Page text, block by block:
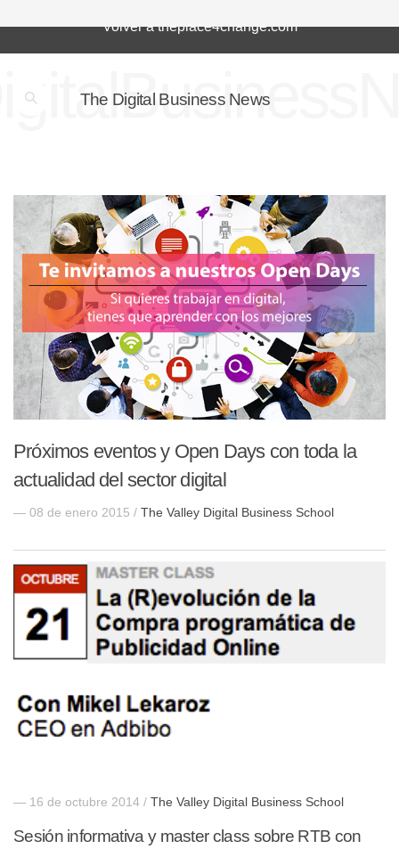
Volver a theplace4change.com
The Digital Business News
Próximos eventos y Open Days con toda la
actualidad del sector digital
— 08 de enero 2015 / The Valley Digital Business School
— 16 de octubre 2014 / The Valley Digital Business School
Sesión informativa y master class sobre RTB con